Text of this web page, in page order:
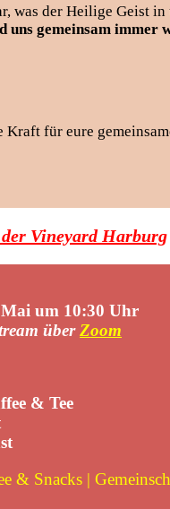
der Heilige Geist
uns gemeinsam
Kraft für eure
Vineyard Harburg
um 10:30 Uhr
überZoom
& Tee
& Snacks |